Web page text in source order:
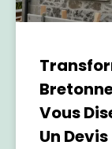
Vous
Un Devis